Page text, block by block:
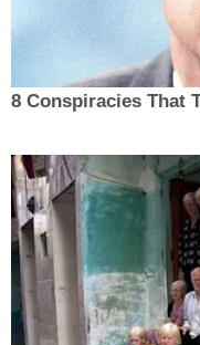
8 Conspiracies That